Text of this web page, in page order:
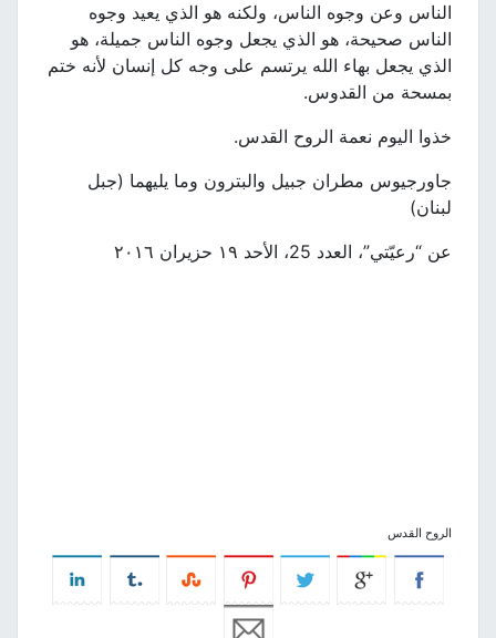
الناس وعن وجوه الناس، ولكنه هو الذي يعيد وجوه
الناس صحيحة، هو الذي يجعل وجوه الناس جميلة، هو
الذي يجعل بهاء الله يرتسم على وجه كل إنسان لأنه ختم
بمسحة من القدوس.
خذوا اليوم نعمة الروح القدس.
جاورجيوس مطران جبيل والبترون وما يليهما (جبل
لبنان)
عن “رعيّتي”، العدد 25، الأحد ١٩ حزيران ٢٠١٦
الروح القدس